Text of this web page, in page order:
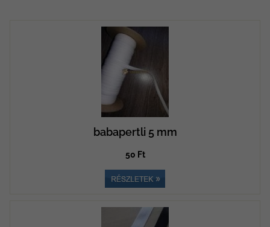
babapertli 5 mm
50 Ft